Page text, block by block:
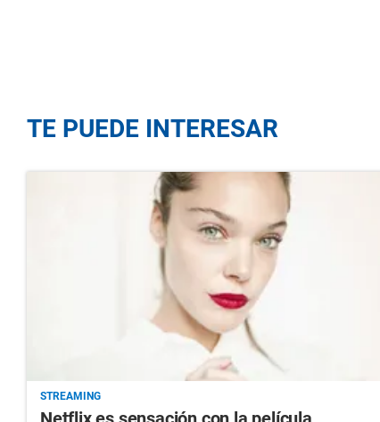
TE PUEDE INTERESAR
STREAMING